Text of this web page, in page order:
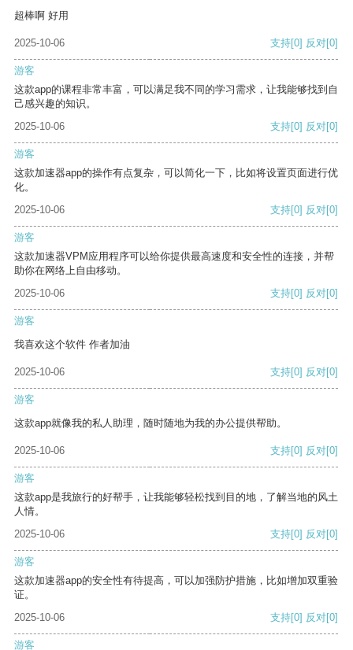
超棒啊 好用
2025-10-06 支持[0] 反对[0]
游客
这款app的课程非常丰富，可以满足我不同的学习需求，让我能够找到自
己感兴趣的知识。
2025-10-06
支持[0] 反对[0]
游客
这款加速器app的操作有点复杂，可以简化一下，比如将设置页面进行优
化。
2025-10-06
支持[0] 反对[0]
游客
这款加速器VPM应用程序可以给你提供最高速度和安全性的连接，并帮
助你在网络上自由移动。
2025-10-06
支持[0] 反对[0]
游客
我喜欢这个软件 作者加油
2025-10-06 支持[0] 反对[0]
游客
这款app就像我的私人助理，随时随地为我的办公提供帮助。
2025-10-06 支持[0] 反对[0]
游客
这款app是我旅行的好帮手，让我能够轻松找到目的地，了解当地的风土
人情。
2025-10-06
支持[0] 反对[0]
游客
这款加速器app的安全性有待提高，可以加强防护措施，比如增加双重验
证。
2025-10-06
支持[0] 反对[0]
游客